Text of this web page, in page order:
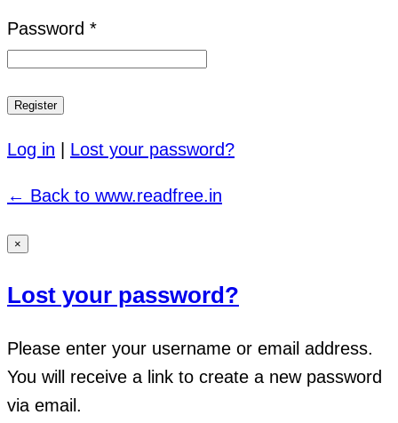
Password *
Log in Lost your password?
← Back to www.readfree.in
×
Lost your password?
Please enter your username or email address.
You will receive a link to create a new password
via email.